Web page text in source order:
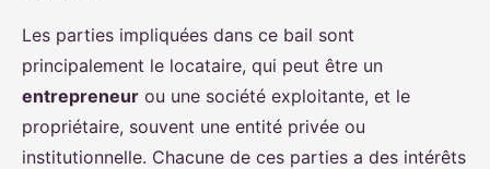
Les parties impliquées dans ce bail sont
principalement le locataire, qui peut être un
entrepreneur ou une société exploitante, et le
propriétaire, souvent une entité privée ou
institutionnelle. Chacune de ces parties a des intérêts